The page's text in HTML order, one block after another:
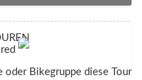
oder Bikegruppe diese Tour